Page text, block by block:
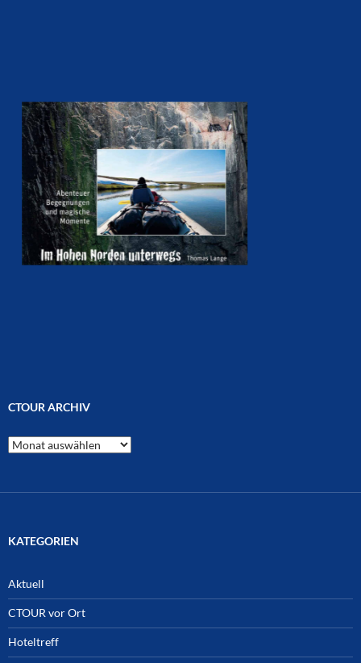
CTOUR ARCHIV
CTOUR
Archiv
KATEGORIEN
Aktuell
CTOUR vor Ort
Hoteltreff